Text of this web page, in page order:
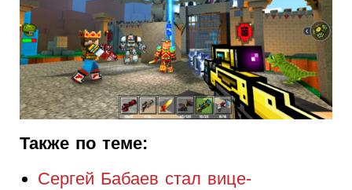
Также по теме:
Сергей Бабаев стал вице-